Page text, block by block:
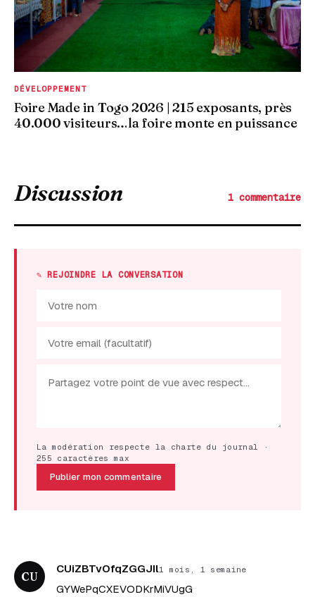
DÉVELOPPEMENT
Foire Made in Togo 2026 | 215 exposants, près
40.000 visiteurs…la foire monte en puissance
Discussion 1 commentaire
✎ REJOINDRE LA CONVERSATION
La modération respecte la charte du journal ·
255 caractères max
Publier mon commentaire
CU
CUiZBTvOfqZGGJIl1 mois, 1 semaine
GYWePqCXEVODKrMiVUgG